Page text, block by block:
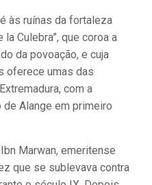
às ruínas da fortaleza
Culebra”, que coroa a
da povoação, e cuja
oferece umas das
com a
Alange em primeiro
Marwan, emeritense
que se sublevava contra